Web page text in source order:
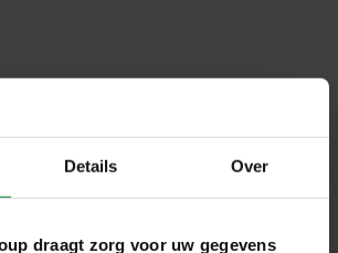
Details Over
draagt zorg voor uw gegevens
70%